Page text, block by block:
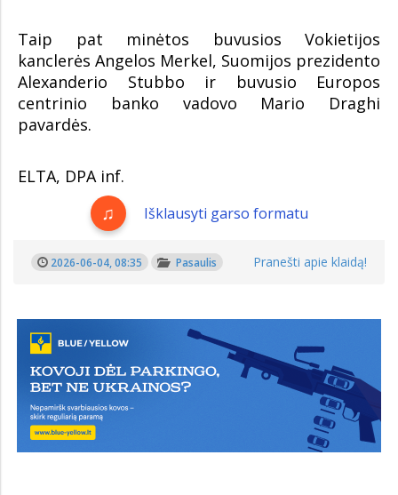
Taip pat minėtos buvusios Vokietijos
kanclerės Angelos Merkel, Suomijos prezidento
Alexanderio Stubbo ir buvusio Europos
centrinio banko vadovo Mario Draghi
pavardės.
ELTA, DPA inf.
Išklausyti garso formatu
2026-06-04, 08:35 Pasaulis Pranešti apie klaidą!